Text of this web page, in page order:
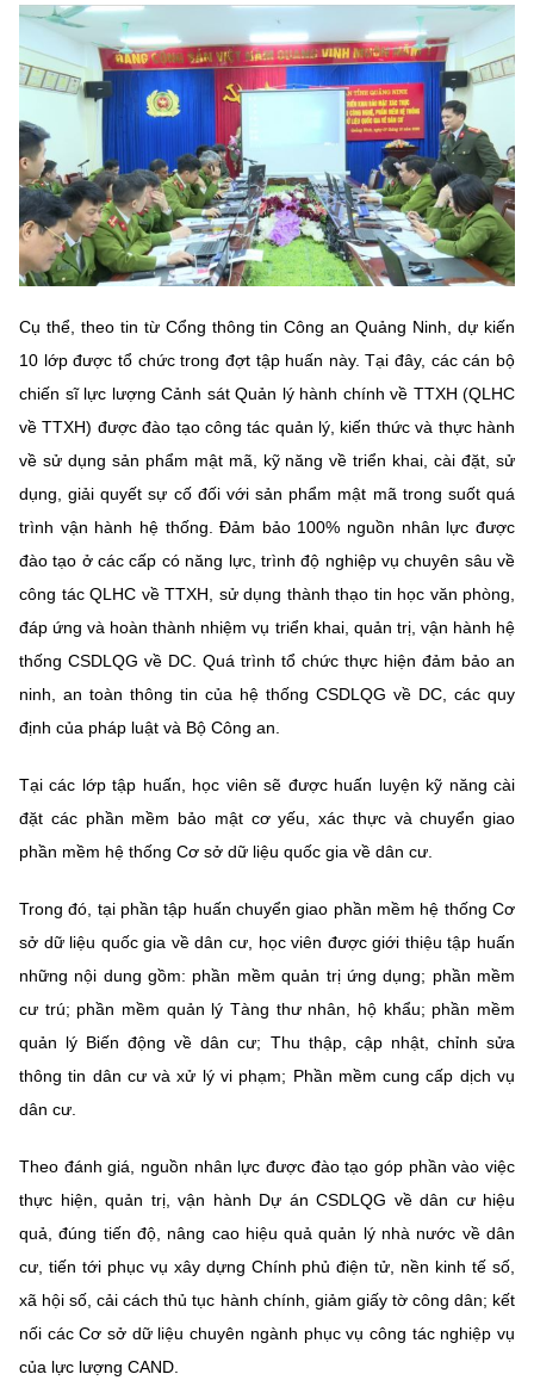
Năng lượng nguyên tử
Tin tổng hợp
Tin địa phương
Chuyển đổi số
Bưu chính, Viễn thông
Sở hữu trí tuệ
Tiêu chuẩn, đo lường, chất lượng
Năng lượng nguyên tử
Khác
Videos
Infographic
Ảnh
Voice
Nhiệm vụ trọng tâm
Chọn ngôn ngữ
BỘ KHOA HỌC VÀ CÔNG NGHỆ
MINISTRY OF SCIENCE AND TECHNOLOGY
Điều khoản sử dụng Theo dõi MST: Góp ý
Cơ quan chủ quản: Bộ Khoa học và Công nghệ (MST)
Chịu trách nhiệm nội dung: Nguyễn Thị Hải Hằng
Giám đốc Trung tâm Truyền thông Khoa học và Công nghệ.
Liên hệ
Điện thoại: 024 3936 9506
©2026 Bản quyền thuộc Bộ Khoa Học và Công Nghệ
(Ghi rõ nguồn "https://mst.gov.vn" khi phát hành lại thông tin từ
Cụ thể, theo tin từ Cổng thông tin Công an Quảng Ninh, dự kiến
10 lớp được tổ chức trong đợt tập huấn này. Tại đây, các cán bộ
chiến sĩ lực lượng Cảnh sát Quản lý hành chính về TTXH (QLHC
về TTXH) được đào tạo công tác quản lý, kiến thức và thực hành
về sử dụng sản phẩm mật mã, kỹ năng về triển khai, cài đặt, sử
dụng, giải quyết sự cố đối với sản phẩm mật mã trong suốt quá
trình vận hành hệ thống. Đảm bảo 100% nguồn nhân lực được
đào tạo ở các cấp có năng lực, trình độ nghiệp vụ chuyên sâu về
công tác QLHC về TTXH, sử dụng thành thạo tin học văn phòng,
đáp ứng và hoàn thành nhiệm vụ triển khai, quản trị, vận hành hệ
thống CSDLQG về DC. Quá trình tổ chức thực hiện đảm bảo an
ninh, an toàn thông tin của hệ thống CSDLQG về DC, các quy
định của pháp luật và Bộ Công an.
Tại các lớp tập huấn, học viên sẽ được huấn luyện kỹ năng cài
đặt các phần mềm bảo mật cơ yếu, xác thực và chuyển giao
phần mềm hệ thống Cơ sở dữ liệu quốc gia về dân cư.
Trong đó, tại phần tập huấn chuyển giao phần mềm hệ thống Cơ
sở dữ liệu quốc gia về dân cư, học viên được giới thiệu tập huấn
những nội dung gồm: phần mềm quản trị ứng dụng; phần mềm
cư trú; phần mềm quản lý Tàng thư nhân, hộ khẩu; phần mềm
quản lý Biến động về dân cư; Thu thập, cập nhật, chỉnh sửa
thông tin dân cư và xử lý vi phạm; Phần mềm cung cấp dịch vụ
dân cư.
Theo đánh giá, nguồn nhân lực được đào tạo góp phần vào việc
thực hiện, quản trị, vận hành Dự án CSDLQG về dân cư hiệu
quả, đúng tiến độ, nâng cao hiệu quả quản lý nhà nước về dân
cư, tiến tới phục vụ xây dựng Chính phủ điện tử, nền kinh tế số,
xã hội số, cải cách thủ tục hành chính, giảm giấy tờ công dân; kết
nối các Cơ sở dữ liệu chuyên ngành phục vụ công tác nghiệp vụ
của lực lượng CAND.